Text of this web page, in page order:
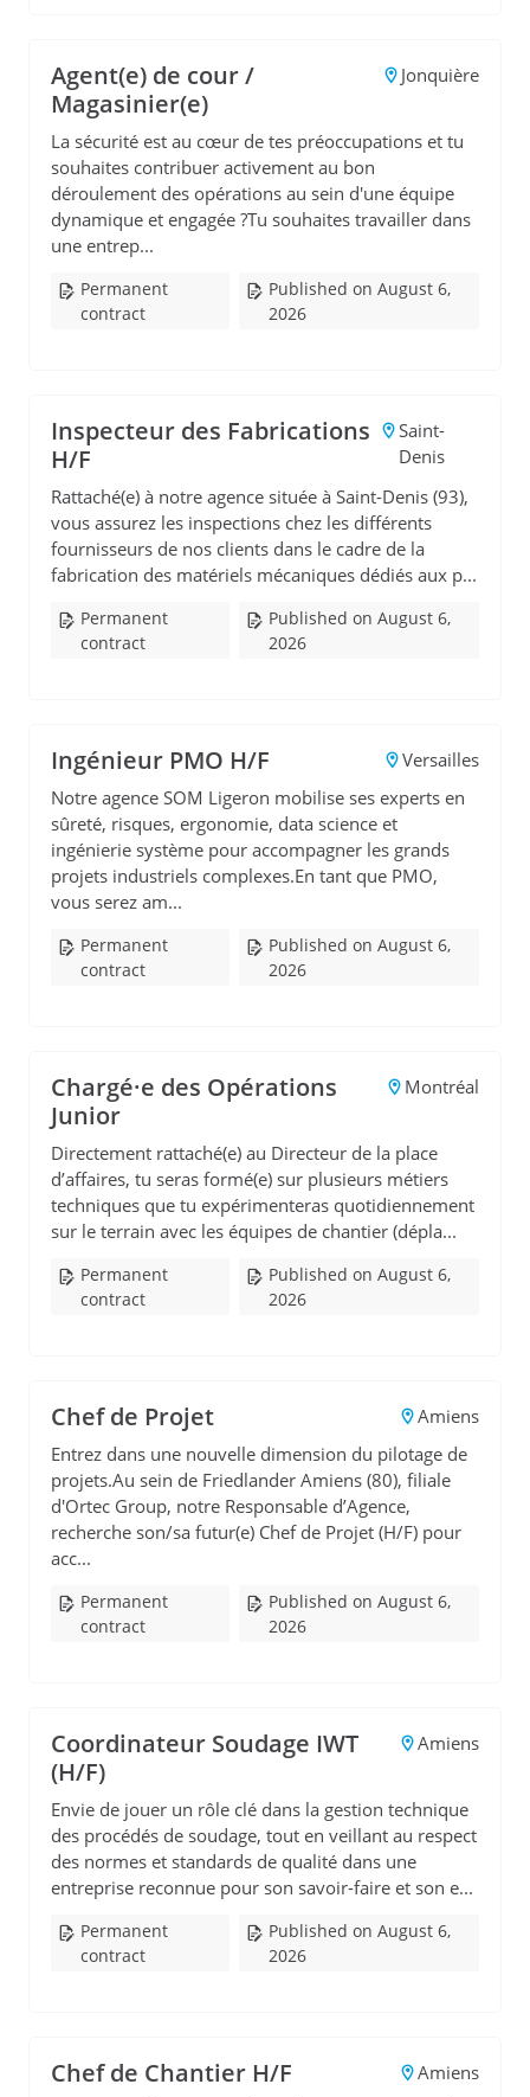
Agent(e) de cour /
Magasinier(e)
Jonquière
La sécurité est au cœur de tes préoccupations et tu
souhaites contribuer activement au bon
déroulement des opérations au sein d'une équipe
dynamique et engagée ?Tu souhaites travailler dans
une entrep...
Permanent
contract
Published on August 6,
2026
Inspecteur des Fabrications
H/F
Saint-
Denis
Rattaché(e) à notre agence située à Saint-Denis (93),
vous assurez les inspections chez les différents
fournisseurs de nos clients dans le cadre de la
fabrication des matériels mécaniques dédiés aux p...
Permanent
contract
Published on August 6,
2026
Ingénieur PMO H/F
Versailles
Notre agence SOM Ligeron mobilise ses experts en
sûreté, risques, ergonomie, data science et
ingénierie système pour accompagner les grands
projets industriels complexes.En tant que PMO,
vous serez am...
Permanent
contract
Published on August 6,
2026
Chargé·e des Opérations
Junior
Montréal
Directement rattaché(e) au Directeur de la place
d’affaires, tu seras formé(e) sur plusieurs métiers
techniques que tu expérimenteras quotidiennement
sur le terrain avec les équipes de chantier (dépla...
Permanent
contract
Published on August 6,
2026
Chef de Projet
Amiens
Entrez dans une nouvelle dimension du pilotage de
projets.Au sein de Friedlander Amiens (80), filiale
d'Ortec Group, notre Responsable d’Agence,
recherche son/sa futur(e) Chef de Projet (H/F) pour
acc...
Permanent
contract
Published on August 6,
2026
Coordinateur Soudage IWT
(H/F)
Amiens
Envie de jouer un rôle clé dans la gestion technique
des procédés de soudage, tout en veillant au respect
des normes et standards de qualité dans une
entreprise reconnue pour son savoir-faire et son e...
Permanent
contract
Published on August 6,
2026
Chef de Chantier H/F
Amiens